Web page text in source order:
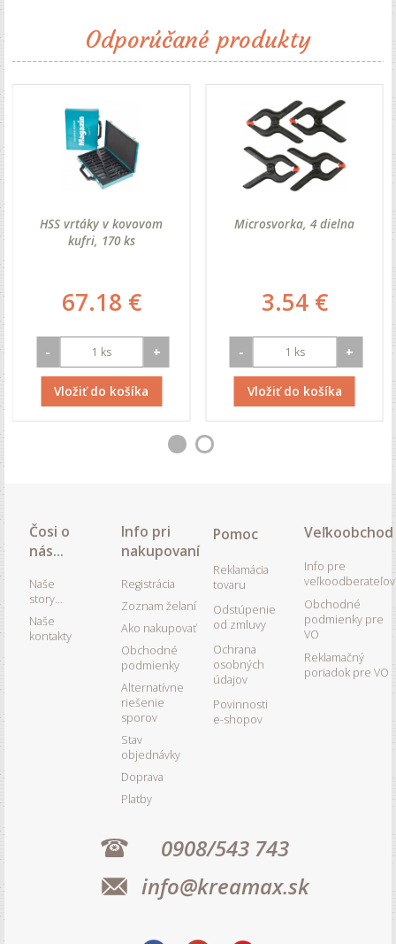
Odporúčané produkty
HSS vrtáky v kovovom
kufri, 170 ks
67.18 €
- +
Vložiť do košíka
Microsvorka, 4 dielna
3.54 €
- +
Vložiť do košíka
Čosi o
nás...
Naše
story...
Naše
kontakty
Info pri
nakupovaní
Registrácia
Zoznam želaní
Ako nakupovať
Obchodné
podmienky
Alternatívne
riešenie
sporov
Stav
objednávky
Doprava
Platby
Pomoc
Reklamácia
tovaru
Odstúpenie
od zmluvy
Ochrana
osobných
údajov
Povinnosti
e-shopov
Veľkoobchod
Info pre
veľkoodberateľov
Obchodné
podmienky pre
VO
Reklamačný
poriadok pre VO
0908/543 743
info@kreamax.sk